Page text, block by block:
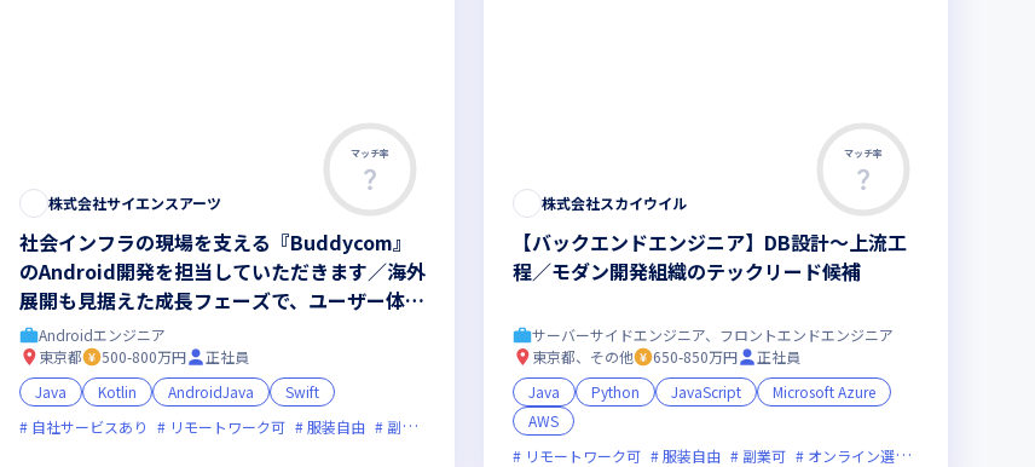
新技術に積極的 残業月20時間未満 女性エンジニアが活躍中
マッチ率
株式会社サイエンスアーツ
社会インフラの現場を支える『Buddycom』
のAndroid開発を担当していただきます／海外
展開も見据えた成長フェーズで、ユーザー体験
の向上に直接貢献できます
Androidエンジニア
東京都
500-800万円
正社員
Java
Kotlin AndroidJava
Swift
自社サービスあり
リモートワーク可 服装自由 副業可 フレックス制度あり
マッチ率
株式会社スカイウイル
【バックエンドエンジニア】DB設計〜上流工
程／モダン開発組織のテックリード候補
サーバーサイドエンジニア、フロントエンドエンジニア
東京都、その他
650-850万円
正社員
Java
Python JavaScript
Microsoft Azure
AWS
リモートワーク可
服装自由 副業可 オンライン選考可